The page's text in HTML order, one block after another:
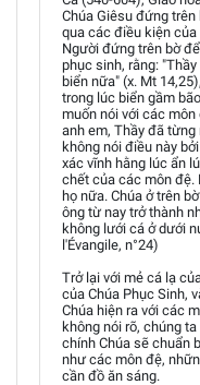
Chúa Giêsu đứng
qua các điều kiện
Người đứng trên bờ
phục sinh, rằng:
biển nữa" (x. Mt
trong lúc biển gầm
muốn nói với các
anh em, Thầy đã từng
không nói điều này
xác vĩnh hằng lúc ẩn
chết của các môn đệ.
họ nữa. Chúa ở trên
ông từ nay trở thành
không lưới cá ở dưới
l'Évangile, n°24)
Trở lại với mẻ cá lạ
của Chúa Phục Sinh,
Chúa hiện ra với các
không nói rõ, chúng
chính Chúa sẽ chuẩn
như các môn đệ,
cần đồ ăn sáng.